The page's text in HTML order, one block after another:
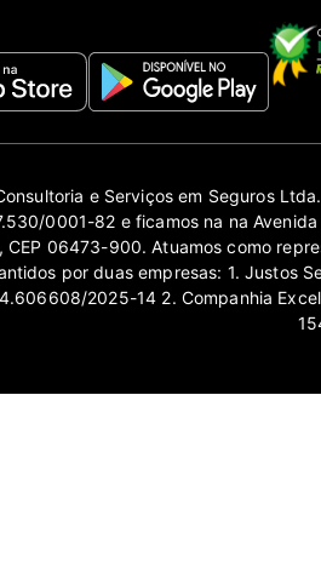
e Serviços em Seguros
0001-82 e ficamos na na
CEP 06473-900. Atuamos como
por duas empresas: 1. Justos
2025-14 2. Companhia